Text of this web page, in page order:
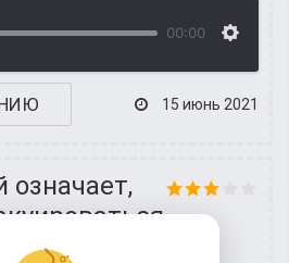
00:00
15 июнь 2021
означает,